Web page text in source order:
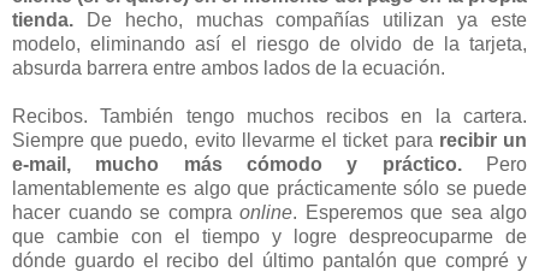
tienda. De hecho, muchas compañías utilizan ya este
modelo, eliminando así el riesgo de olvido de la tarjeta,
absurda barrera entre ambos lados de la ecuación.
Recibos. También tengo muchos recibos en la cartera.
Siempre que puedo, evito llevarme el ticket para recibir un
e-mail, mucho más cómodo y práctico.Pero
lamentablemente es algo que prácticamente sólo se puede
hacer cuando se compra online. Esperemos que sea algo
que cambie con el tiempo y logre despreocuparme de
dónde guardo el recibo del último pantalón que compré y